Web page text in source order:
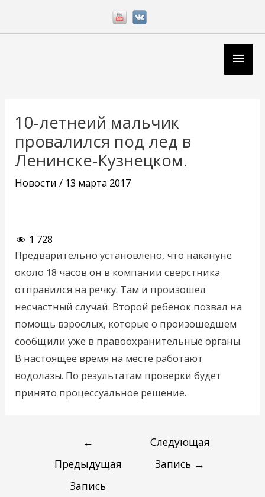
10-летнеий мальчик
провалился под лед в
Ленинске-Кузнецком.
Новости / 13 марта 2017
1 728
Предварительно установлено, что накануне
около 18 часов он в компании сверстника
отправился на речку. Там и произошел
несчастный случай. Второй ребенок позвал на
помощь взрослых, которые о произошедшем
сообщили уже в правоохранительные органы.
В настоящее время на месте работают
водолазы. По результатам проверки будет
принято процессуальное решение.
записям
←
Предыдущая
Запись
Следующая
Запись →